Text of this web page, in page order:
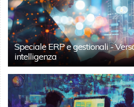
Speciale ERP e gestionali -
intelligenza